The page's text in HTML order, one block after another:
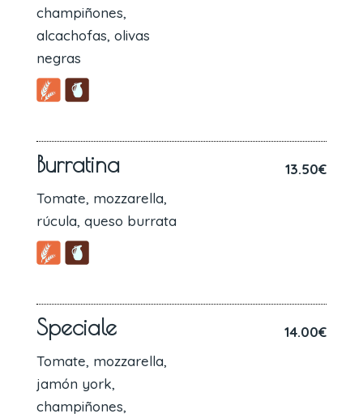
champiñones,
alcachofas, olivas
negras
Burratina
Tomate, mozzarella,
rúcula, queso burrata
13.50€
Speciale
Tomate, mozzarella,
jamón york,
champiñones,
14.00€